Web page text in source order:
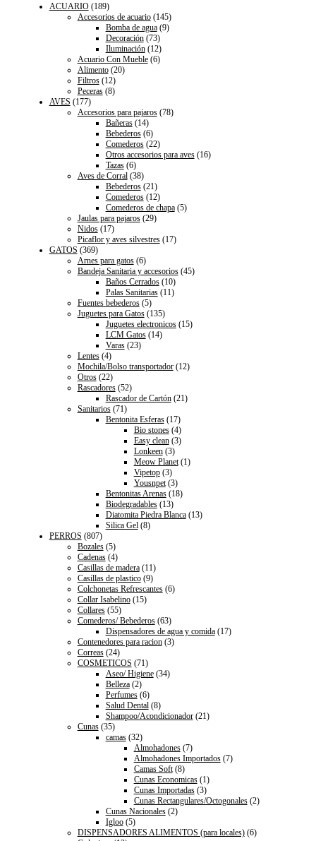
ACUARIO (189)
Accesorios de acuario (145)
Bomba de agua (9)
Decoración (73)
Iluminación (12)
Acuario Con Mueble (6)
Alimento (20)
Filtros (12)
Peceras (8)
AVES (177)
Accesorios para pajaros (78)
Bañeras (14)
Bebederos (6)
Comederos (22)
Otros accesorios para aves (16)
Tazas (6)
Aves de Corral (38)
Bebederos (21)
Comederos (12)
Comederos de chapa (5)
Jaulas para pajaros (29)
Nidos (17)
Picaflor y aves silvestres (17)
GATOS (369)
Arnes para gatos (6)
Bandeja Sanitaria y accesorios (45)
Baños Cerrados (10)
Palas Sanitarias (11)
Fuentes bebederos (5)
Juguetes para Gatos (135)
Juguetes electronicos (15)
LCM Gatos (14)
Varas (23)
Lentes (4)
Mochila/Bolso transportador (12)
Otros (22)
Rascadores (52)
Rascador de Cartón (21)
Sanitarios (71)
Bentonita Esferas (17)
Bio stones (4)
Easy clean (3)
Lonkeen (3)
Meow Planet (1)
Vipetop (3)
Yousnpet (3)
Bentonitas Arenas (18)
Biodegradables (13)
Diatomita Piedra Blanca (13)
Silica Gel (8)
PERROS (807)
Bozales (5)
Cadenas (4)
Casillas de madera (11)
Casillas de plastico (9)
Colchonetas Refrescantes (6)
Collar Isabelino (15)
Collares (55)
Comederos/ Bebederos (63)
Dispensadores de agua y comida (17)
Contenedores para racion (3)
Correas (24)
COSMETICOS (71)
Aseo/ Higiene (34)
Belleza (2)
Perfumes (6)
Salud Dental (8)
Shampoo/Acondicionador (21)
Cunas (35)
camas (32)
Almohadones (7)
Almohadones Importados (7)
Camas Soft (8)
Cunas Economicas (1)
Cunas Importadas (3)
Cunas Rectangulares/Octogonales (2)
Cunas Nacionales (2)
Igloo (5)
DISPENSADORES ALIMENTOS (para locales) (6)